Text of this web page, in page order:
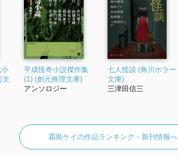
文
平成怪奇小説傑作集
(1) (創元推理文庫)
アンソロジー
七人怪談 (角川ホラー
文庫)
三津田信三
霜島ケイの作品ランキング・新刊情報へ